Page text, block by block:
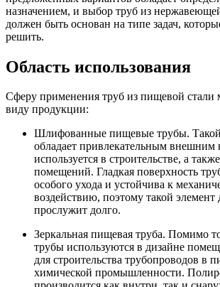
назначением, и выбор труб из
должен быть основан на типе задач,
решить.
Область использования
Сферу применения труб из пищевой стали
виду продукции:
Шлифованные пищевые трубы.
обладает привлекательным внешним
используется в строительстве, а
помещений. Гладкая поверхность
особого ухода и устойчива к
воздействию, поэтому такой элемент
прослужит долго.
Зеркальная пищевая труба. Помимо
трубы используются в дизайне
для строительства трубопроводов в
химической промышленности.